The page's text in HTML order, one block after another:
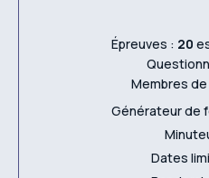
Épreuves : 20
Membres de
Générateur de
Dates